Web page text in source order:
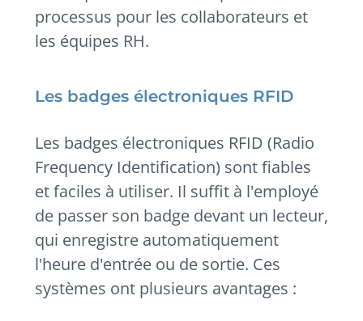
processus pour les collaborateurs et
les équipes RH.
Les badges électroniques RFID
Les badges électroniques RFID (Radio
Frequency Identification) sont fiables
et faciles à utiliser. Il suffit à l'employé
de passer son badge devant un lecteur,
qui enregistre automatiquement
l'heure d'entrée ou de sortie. Ces
systèmes ont plusieurs avantages :